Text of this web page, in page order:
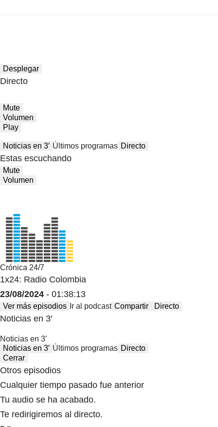
Desplegar
Directo
Mute
Volumen
Play
Noticias en 3′ Últimos programas Directo
Estas escuchando
Mute
Volumen
Crónica 24/7
1x24: Radio Colombia
23/08/2024 - 01:38:13
Ver más episodios Ir al podcast Compartir Directo
Noticias en 3′
Noticias en 3′
Noticias en 3′ Últimos programas Directo
Cerrar
Otros episodios
Cualquier tiempo pasado fue anterior
Tu audio se ha acabado.
Te redirigiremos al directo.